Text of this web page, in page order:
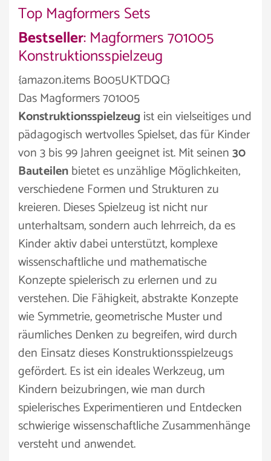
Top Magformers Sets
Bestseller: Magformers 701005
Konstruktionsspielzeug
{amazon.items B005UKTDQC}
Das Magformers 701005
Konstruktionsspielzeug ist ein vielseitiges und
pädagogisch wertvolles Spielset, das für Kinder
von 3 bis 99 Jahren geeignet ist. Mit seinen30
Bauteilenbietet es unzählige Möglichkeiten,
verschiedene Formen und Strukturen zu
kreieren. Dieses Spielzeug ist nicht nur
unterhaltsam, sondern auch lehrreich, da es
Kinder aktiv dabei unterstützt, komplexe
wissenschaftliche und mathematische
Konzepte spielerisch zu erlernen und zu
verstehen. Die Fähigkeit, abstrakte Konzepte
wie Symmetrie, geometrische Muster und
räumliches Denken zu begreifen, wird durch
den Einsatz dieses Konstruktionsspielzeugs
gefördert. Es ist ein ideales Werkzeug, um
Kindern beizubringen, wie man durch
spielerisches Experimentieren und Entdecken
schwierige wissenschaftliche Zusammenhänge
versteht und anwendet.